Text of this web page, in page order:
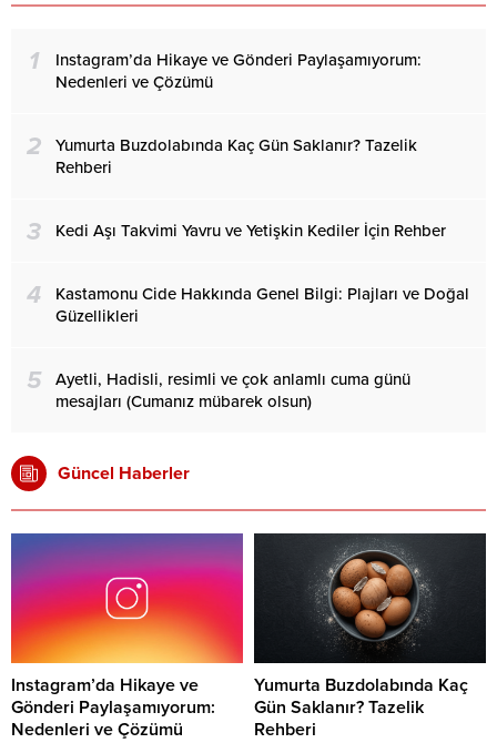
1
Instagram’da Hikaye ve Gönderi Paylaşamıyorum:
Nedenleri ve Çözümü
2
Yumurta Buzdolabında Kaç Gün Saklanır? Tazelik
Rehberi
3 Kedi Aşı Takvimi Yavru ve Yetişkin Kediler İçin Rehber
4
Kastamonu Cide Hakkında Genel Bilgi: Plajları ve Doğal
Güzellikleri
5
Ayetli, Hadisli, resimli ve çok anlamlı cuma günü
mesajları (Cumanız mübarek olsun)
Güncel Haberler
Instagram’da Hikaye ve
Gönderi Paylaşamıyorum:
Nedenleri ve Çözümü
Yumurta Buzdolabında Kaç
Gün Saklanır? Tazelik
Rehberi